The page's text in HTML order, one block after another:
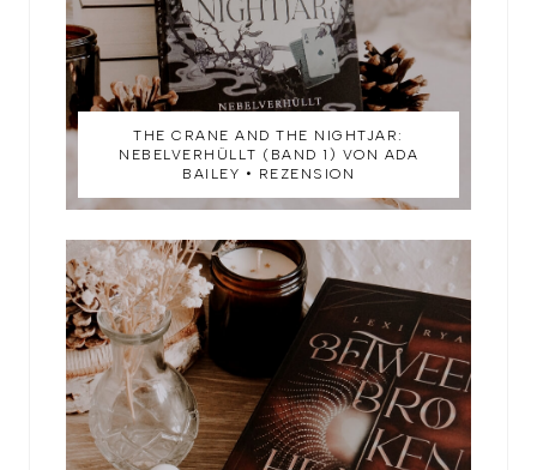
THE CRANE AND THE NIGHTJAR:
NEBELVERHÜLLT (BAND 1) VON ADA
BAILEY • REZENSION